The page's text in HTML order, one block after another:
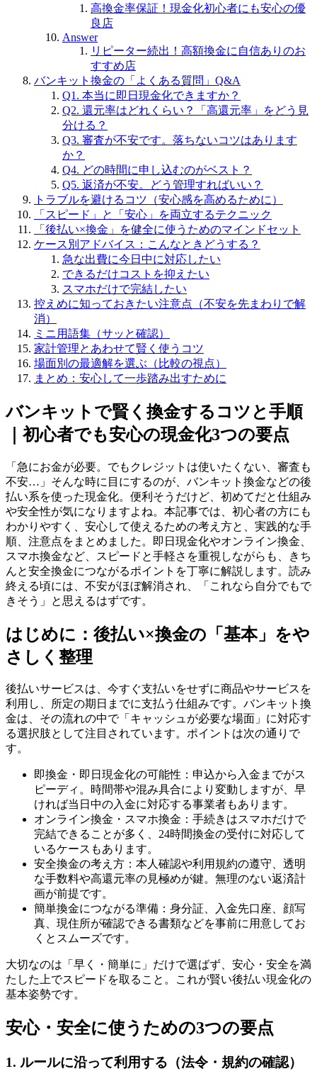
高換金率保証！現金化初心者にも安心の優
良店
Answer
リピーター続出！高額換金に自信ありのお
すすめ店
バンキット換金の「よくある質問」Q&A
Q1. 本当に即日現金化できますか？
Q2. 還元率はどれくらい？「高還元率」をどう見
分ける？
Q3. 審査が不安です。落ちないコツはあります
か？
Q4. どの時間に申し込むのがベスト？
Q5. 返済が不安。どう管理すればいい？
トラブルを避けるコツ（安心感を高めるために）
「スピード」と「安心」を両立するテクニック
「後払い×換金」を健全に使うためのマインドセット
ケース別アドバイス：こんなときどうする？
急な出費に今日中に対応したい
できるだけコストを抑えたい
スマホだけで完結したい
控えめに知っておきたい注意点（不安を先まわりで解
消）
ミニ用語集（サッと確認）
家計管理とあわせて賢く使うコツ
場面別の最適解を選ぶ（比較の視点）
まとめ：安心して一歩踏み出すために
バンキットで賢く換金するコツと手順
｜初心者でも安心の現金化3つの要点
「急にお金が必要。でもクレジットは使いたくない、審査も
不安…」そんな時に目にするのが、バンキット換金などの後
払い系を使った現金化。便利そうだけど、初めてだと仕組み
や安全性が気になりますよね。本記事では、初心者の方にも
わかりやすく、安心して使えるための考え方と、実践的な手
順、注意点をまとめました。即日現金化やオンライン換金、
スマホ換金など、スピードと手軽さを重視しながらも、きち
んと安全換金につながるポイントを丁寧に解説します。読み
終える頃には、不安がほぼ解消され、「これなら自分でもで
きそう」と思えるはずです。
はじめに：後払い×換金の「基本」をや
さしく整理
後払いサービスは、今すぐ支払いをせずに商品やサービスを
利用し、所定の期日までに支払う仕組みです。バンキット換
金は、その流れの中で「キャッシュが必要な場面」に対応す
る選択肢として注目されています。ポイントは次の通りで
す。
即換金・即日現金化の可能性：申込から入金までがス
ピーディ。時間帯や混み具合により変動しますが、早
ければ当日中の入金に対応する事業者もあります。
オンライン換金・スマホ換金：手続きはスマホだけで
完結できることが多く、24時間換金の受付に対応して
いるケースもあります。
安全換金の考え方：本人確認や利用規約の遵守、透明
な手数料や高還元率の見極めが鍵。無理のない返済計
画が前提です。
簡単換金につながる準備：身分証、入金先口座、顔写
真、現住所が確認できる書類などを事前に用意してお
くとスムーズです。
大切なのは「早く・簡単に」だけで選ばず、安心・安全を満
たした上でスピードを取ること。これが賢い後払い現金化の
基本姿勢です。
安心・安全に使うための3つの要点
1. ルールに沿って利用する（法令・規約の確認）